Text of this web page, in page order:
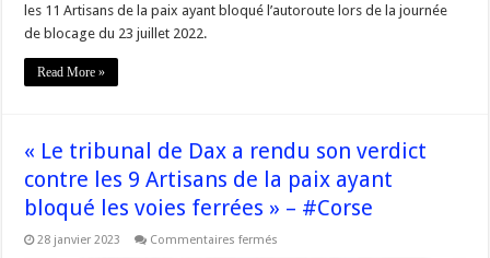
les 11 Artisans de la paix ayant bloqué l’autoroute lors de la journée
de blocage du 23 juillet 2022.
Read More »
« Le tribunal de Dax a rendu son verdict
contre les 9 Artisans de la paix ayant
bloqué les voies ferrées » – #Corse
28 janvier 2023 Commentaires fermés